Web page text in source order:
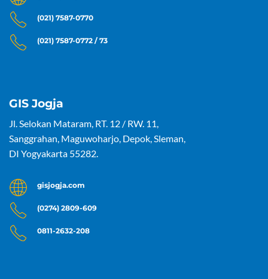
(021) 7587-0770
(021) 7587-0772 / 73
GIS Jogja
Jl. Selokan Mataram, RT. 12 / RW. 11,
Sanggrahan, Maguwoharjo, Depok, Sleman,
DI Yogyakarta 55282.
gisjogja.com
(0274) 2809-609
0811-2632-208